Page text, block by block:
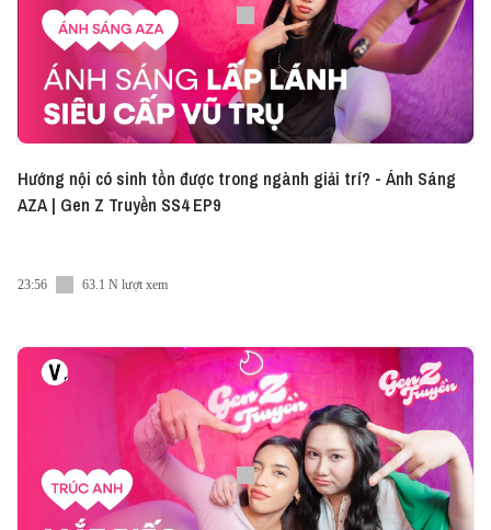
Hướng nội có sinh tồn được trong ngành giải trí? - Ánh Sáng
AZA | Gen Z Truyền SS4 EP9
23:56 63.1 N lượt xem